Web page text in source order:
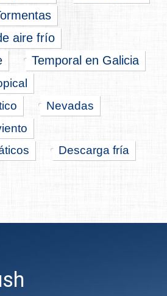
aire frío
Temporal en Galicia
Nevadas
Descarga fría